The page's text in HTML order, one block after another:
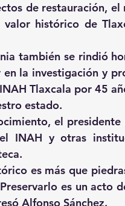
de restauración,
histórico de
también se rindió
en la investigación y
Tlaxcala por 45
estado.
el
INAH y otras
es más que
es un acto
Alfonso Sánchez.